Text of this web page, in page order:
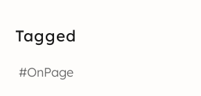
Tagged
#OnPage